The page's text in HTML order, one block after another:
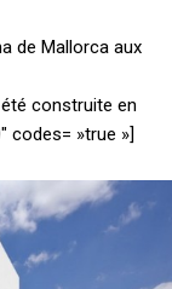
de Mallorca aux
construite en
codes= »true »]